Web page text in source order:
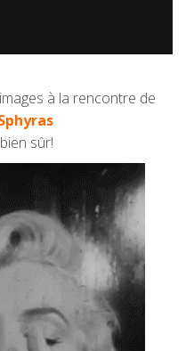
à la rencontre de
bien sûr!